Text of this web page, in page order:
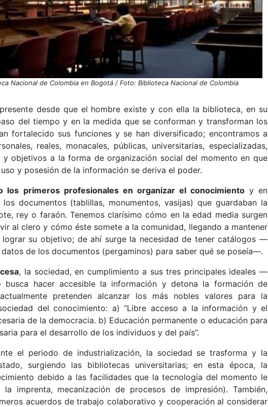
Nacional de Colombia en Bogotá / Foto: Biblioteca Nacional de Colombia
desde que el hombre existe y con ella la biblioteca, en su
del tiempo y en la medida que se conforman y transforman los
fortalecido sus funciones y se han diversificado; encontramos a
reales, monacales, públicas, universitarias, especializadas,
y objetivos a la forma de organización social del momento en que
y posesión de la información se deriva el poder.
los primeros profesionales en organizar el conocimientoy en
documentos (tablillas, monumentos, vasijas) que guardaban la
rey o faraón. Tenemos clarísimo cómo en la edad media surgen
al clero y cómo éste somete a la comunidad, llegando a mantener
su objetivo; de ahí surge la necesidad de tener catálogos —
de los documentos (pergaminos) para saber qué se poseía—.
, la sociedad, en cumplimiento a sus tres principales ideales —
hacer accesible la información y detona la formación de
pretenden alcanzar los más nobles valores para la
del conocimiento: a) “Libre acceso a la información y el
de la democracia. b) Educación permanente o educación para
para el desarrollo de los individuos y del país”.
el periodo de industrialización, la sociedad se trasforma y la
surgiendo las bibliotecas universitarias; en esta época, la
debido a las facilidades que la tecnología del momento le
imprenta, mecanización de procesos de impresión). También,
acuerdos de trabajo colaborativo y cooperación al considerar